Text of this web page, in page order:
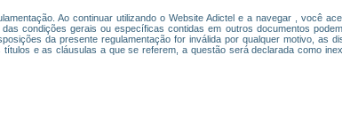
Ao continuar utilizando o Website Adictel e a navegar , você
condições gerais ou específicas contidas em outros documentos
da presente regulamentação for inválida por qualquer motivo, as
e as cláusulas a que se referem, a questão será declarada como